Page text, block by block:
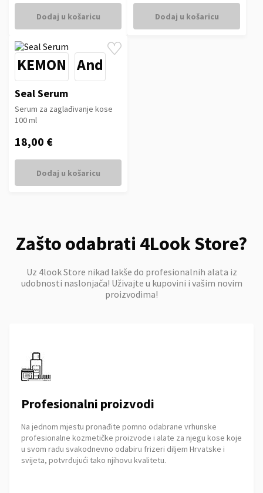
Dodaj u košaricu Dodaj u košaricu
KEMON And
Seal Serum
Serum za zaglađivanje kose
100 ml
18,00 €
Dodaj u košaricu
Zašto odabrati 4Look Store?
Uz 4look Store nikad lakše do profesionalnih alata iz
udobnosti naslonjača! Uživajte u kupovini i vašim novim
proizvodima!
Profesionalni proizvodi
Na jednom mjestu pronađite pomno odabrane vrhunske
profesionalne kozmetičke proizvode i alate za njegu kose koje
u svom radu svakodnevno odabiru frizeri diljem Hrvatske i
svijeta, potvrđujući tako njihovu kvalitetu.